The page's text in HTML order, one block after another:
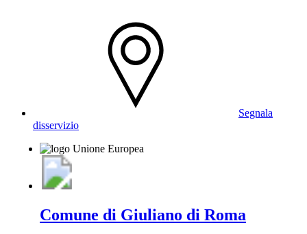
Segnala
disservizio
Comune di Giuliano di Roma